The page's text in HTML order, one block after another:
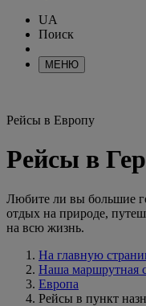
UA
Поиск
МЕНЮ
Рейсы в Европу
Рейсы в
Любите ли вы большие
отдых на природе,
на всю жизнь.
На главную
Наша маршрутная
Европа
Рейсы в пункт